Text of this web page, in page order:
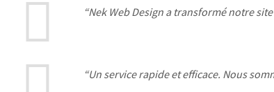
“Nek Web Design a transformé notre
“Un service rapide et efficace. Nous